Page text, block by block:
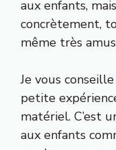
aux enfants,
concrètement,
même très
Je vous
petite
matériel. C’est
aux enfants